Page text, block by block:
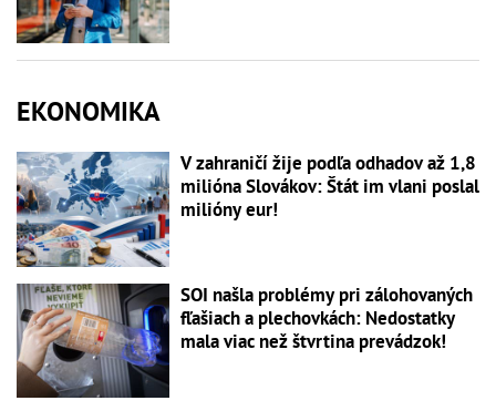
EKONOMIKA
V zahraničí žije podľa odhadov až 1,8
milióna Slovákov: Štát im vlani poslal
milióny eur!
SOI našla problémy pri zálohovaných
fľašiach a plechovkách: Nedostatky
mala viac než štvrtina prevádzok!